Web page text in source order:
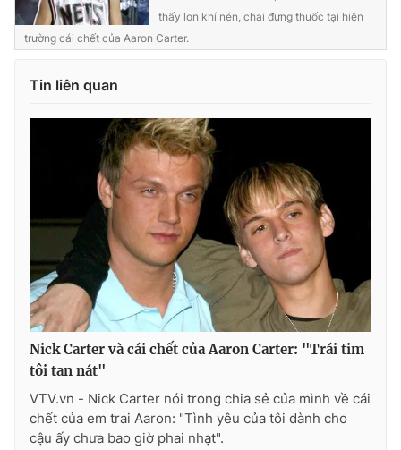
Ðiện thoại Thời báo VTV:
024.66 897 897
Email:toasoan@vtv.vn
® Cấm sao chép dưới mọi hình thức nếu không có sự chấp
thuận bằng văn bản. Ghi rõ nguồn VTV.vn khi phát hành lại
thông tin từ website này.
thấy lon khí nén, chai đựng thuốc tại hiện
trường cái chết của Aaron Carter.
Tin liên quan
Nick Carter và cái chết của Aaron Carter: "Trái tim
tôi tan nát"
VTV.vn - Nick Carter nói trong chia sẻ của mình về cái
chết của em trai Aaron: "Tình yêu của tôi dành cho
cậu ấy chưa bao giờ phai nhạt".